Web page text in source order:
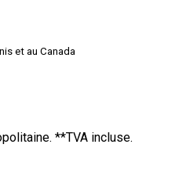
et au Canada
**TVA incluse.